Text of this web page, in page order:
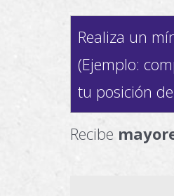
Realiza un
(Ejemplo:
tu posición
Recibe